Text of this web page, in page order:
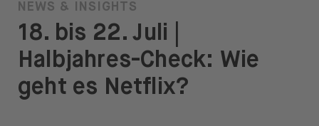
NEWS & INSIGHTS
18. bis 22. Juli |
Halbjahres-Check: Wie
geht es Netflix?